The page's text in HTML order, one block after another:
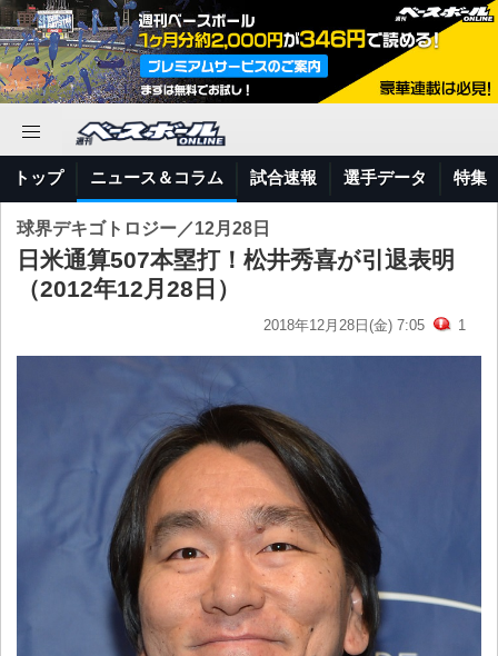
トップ ニュース＆コラム 試合速報 選手データ 特集
球界デキゴトロジー／12月28日
日米通算507本塁打！松井秀喜が引退表明
（2012年12月28日）
2018年12月28日(金) 7:05 1